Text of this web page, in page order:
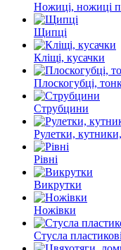
Ножиці, ножиці
Щипці
Кліщі, кусачки
Плоскогубці,
Струбцини
Рулетки,
Рівні
Викрутки
Ножівки
Стусла пластикові